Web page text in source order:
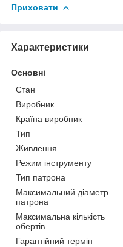
Приховати
Характеристики
Основні
Стан
Виробник
Країна виробник
Тип
Живлення
Режим інструменту
Тип патрона
Максимальний діаметр
патрона
Максимальна кількість
обертів
Гарантійний термін